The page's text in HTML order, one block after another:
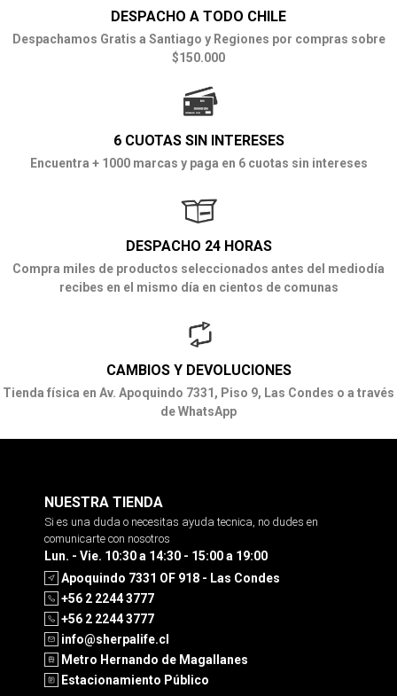
DESPACHO A TODO CHILE
Despachamos Gratis a Santiago y Regiones por compras sobre
$150.000
6 CUOTAS SIN INTERESES
Encuentra + 1000 marcas y paga en 6 cuotas sin intereses
DESPACHO 24 HORAS
Compra miles de productos seleccionados antes del mediodía
recibes en el mismo día en cientos de comunas
CAMBIOS Y DEVOLUCIONES
Tienda física en Av. Apoquindo 7331, Piso 9, Las Condes o a través
de WhatsApp
NUESTRA TIENDA
Si es una duda o necesitas ayuda tecnica, no dudes en
comunicarte con nosotros
Lun. - Vie. 10:30 a 14:30 - 15:00 a 19:00
Apoquindo 7331 OF 918 - Las Condes
+56 2 2244 3777
+56 2 2244 3777
info@sherpalife.cl
Metro Hernando de Magallanes
Estacionamiento Público